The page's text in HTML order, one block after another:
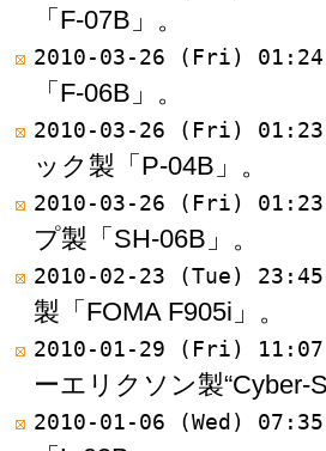
「F-07B」。
2010-03-26 (Fri)
「F-06B」。
2010-03-26 (Fri)
ック製「P-04B」。
2010-03-26 (Fri)
プ製「SH-06B」。
2010-02-23 (Tue)
製「FOMA F905i」。
2010-01-29 (Fri)
ーエリクソン製“Cyber-
2010-01-06 (Wed)